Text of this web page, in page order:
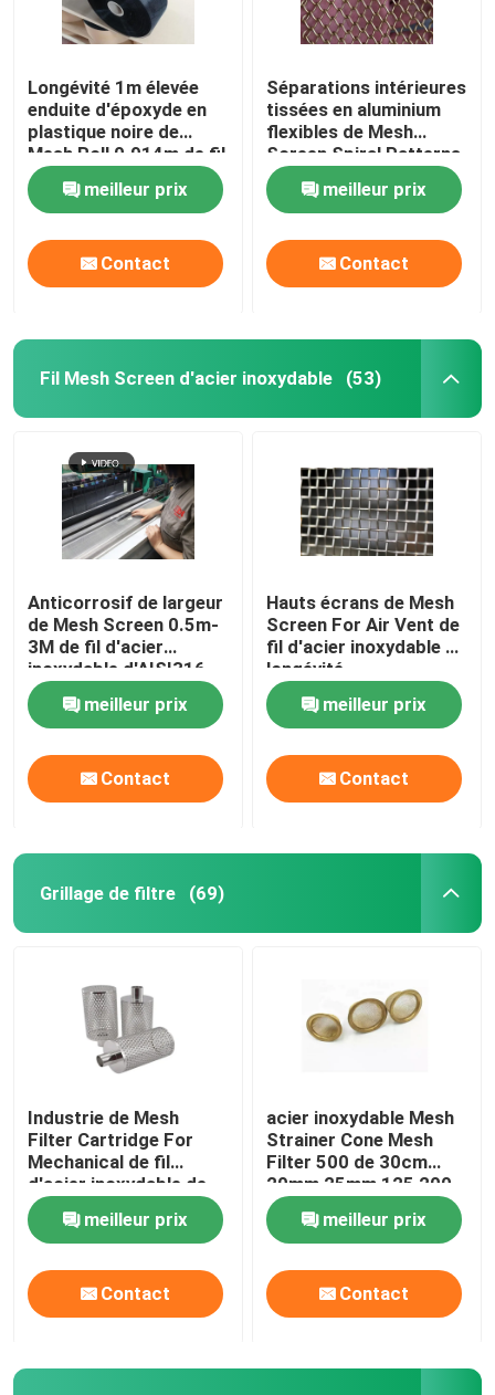
Feuillard perforé
Maille de tamis filtrant
Façade en aluminium perforée
Longévité 1m élevée
enduite d'époxyde en
plastique noire de
Mesh Roll 0.914m de fil
d'acier au carbone
meilleur prix
Contact
Séparations intérieures
tissées en aluminium
flexibles de Mesh
Screen Spiral Patterns
For de fil
meilleur prix
Contact
Fil Mesh Screen d'acier inoxydable (53)
Anticorrosif de largeur
de Mesh Screen 0.5m-
3M de fil d'acier
inoxydable d'AISI316
AISI304
meilleur prix
Contact
Hauts écrans de Mesh
Screen For Air Vent de
fil d'acier inoxydable de
longévité
meilleur prix
Contact
Grillage de filtre (69)
Industrie de Mesh
Filter Cartridge For
Mechanical de fil
d'acier inoxydable de
résistance à l'usure
meilleur prix
Contact
acier inoxydable Mesh
Strainer Cone Mesh
Filter 500 de 30cm
20mm 25mm 125 200
microns
meilleur prix
Contact